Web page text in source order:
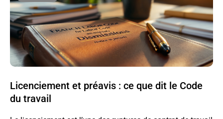
Licenciement et préavis : ce que dit le Code
du travail